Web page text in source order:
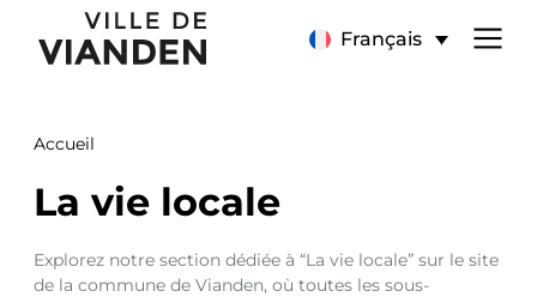
La
vie
locale
Français
Menu
navigation
principal
Accueil
La vie locale
Explorez notre section dédiée à “La vie locale” sur le site
de la commune de Vianden, où toutes les sous-